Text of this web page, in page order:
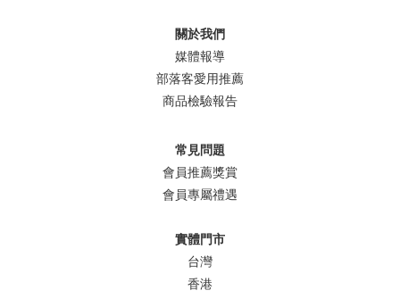
關於我們
媒體報導
部落客愛用推薦
商品檢驗報告
常見問題
會員推薦獎賞
會員專屬禮遇
實體門市
台灣
香港